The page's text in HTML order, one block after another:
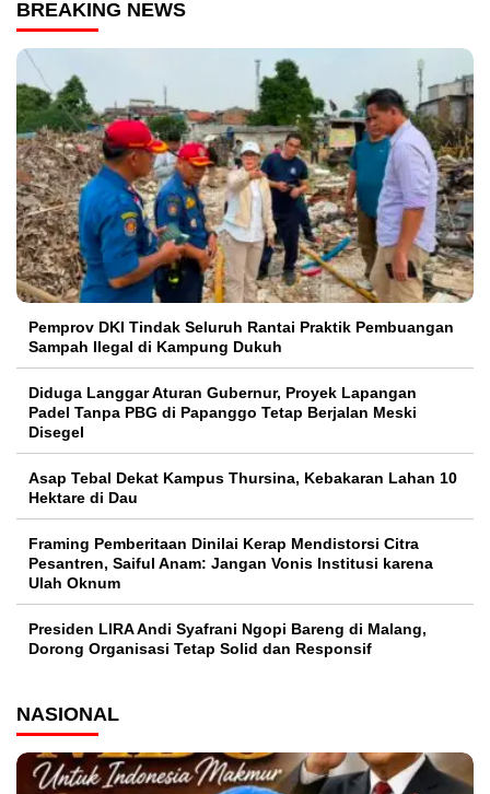
BREAKING NEWS
Pemprov DKI Tindak Seluruh Rantai Praktik Pembuangan
Sampah Ilegal di Kampung Dukuh
Diduga Langgar Aturan Gubernur, Proyek Lapangan
Padel Tanpa PBG di Papanggo Tetap Berjalan Meski
Disegel
Asap Tebal Dekat Kampus Thursina, Kebakaran Lahan 10
Hektare di Dau
Framing Pemberitaan Dinilai Kerap Mendistorsi Citra
Pesantren, Saiful Anam: Jangan Vonis Institusi karena
Ulah Oknum
Presiden LIRA Andi Syafrani Ngopi Bareng di Malang,
Dorong Organisasi Tetap Solid dan Responsif
NASIONAL